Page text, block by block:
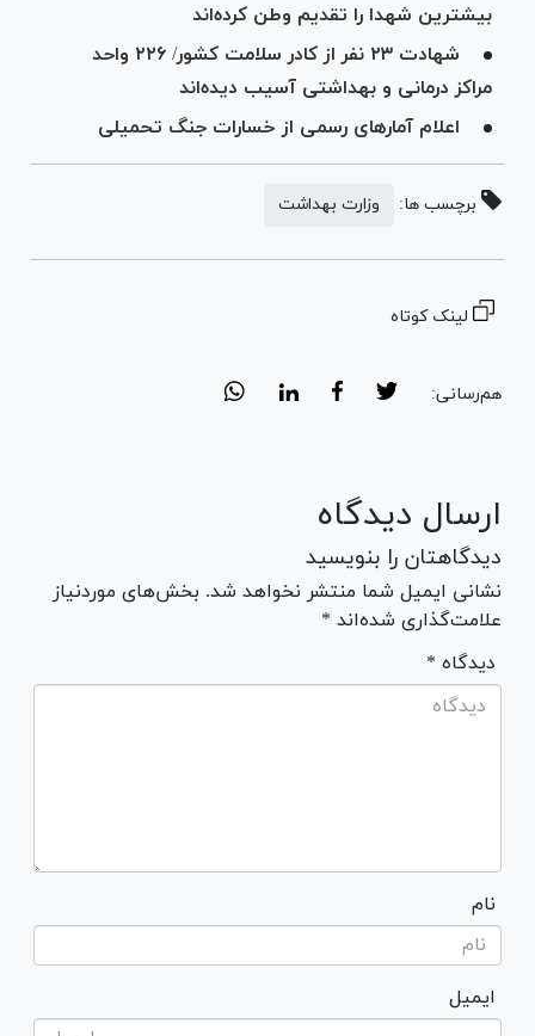
بیشترین شهدا را تقدیم وطن کرده‌اند
شهادت ۲۳ نفر از کادر سلامت کشور/ ۲۲۶ واحد
مراکز درمانی و بهداشتی آسیب دیده‌اند
اعلام آمار‌های رسمی از خسارات جنگ تحمیلی
برچسب ها: وزارت بهداشت
لینک کوتاه
هم‌رسانی:
ارسال دیدگاه
دیدگاهتان را بنویسید
نشانی ایمیل شما منتشر نخواهد شد. بخش‌های موردنیاز
علامت‌گذاری شده‌اند *
* دیدگاه
نام
ایمیل